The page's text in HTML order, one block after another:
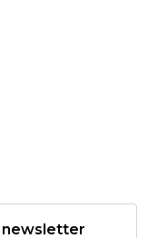
newsletter